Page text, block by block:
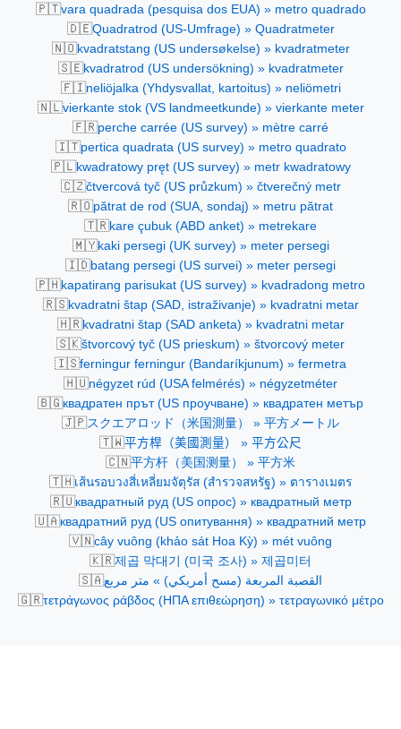
🇵🇹vara quadrada (pesquisa dos EUA) » metro quadrado
🇩🇪Quadratrod (US-Umfrage) » Quadratmeter
🇳🇴kvadratstang (US undersøkelse) » kvadratmeter
🇸🇪kvadratrod (US undersökning) » kvadratmeter
🇫🇮neliöjalka (Yhdysvallat, kartoitus) » neliömetri
🇳🇱vierkante stok (VS landmeetkunde) » vierkante meter
🇫🇷perche carrée (US survey) » mètre carré
🇮🇹pertica quadrata (US survey) » metro quadrato
🇵🇱kwadratowy pręt (US survey) » metr kwadratowy
🇨🇿čtvercová tyč (US průzkum) » čtverečný metr
🇷🇴pătrat de rod (SUA, sondaj) » metru pătrat
🇹🇷kare çubuk (ABD anket) » metrekare
🇲🇾kaki persegi (UK survey) » meter persegi
🇮🇩batang persegi (US survei) » meter persegi
🇵🇭kapatirang parisukat (US survey) » kvadradong metro
🇷🇸kvadratni štap (SAD, istraživanje) » kvadratni metar
🇭🇷kvadratni štap (SAD anketa) » kvadratni metar
🇸🇰štvorcový tyč (US prieskum) » štvorcový meter
🇮🇸ferningur ferningur (Bandaríkjunum) » fermetra
🇭🇺négyzet rúd (USA felmérés) » négyzetméter
🇧🇬квадратен прът (US проучване) » квадратен метър
🇯🇵スクエアロッド（米国測量） » 平方メートル
🇹🇼平方桿（美國測量） » 平方公尺
🇨🇳平方杆（美国测量） » 平方米
🇹🇭เส้นรอบวงสี่เหลี่ยมจัตุรัส (สำรวจสหรัฐ) » ตารางเมตร
🇷🇺квадратный руд (US опрос) » квадратный метр
🇺🇦квадратний руд (US опитування) » квадратний метр
🇻🇳cây vuông (khảo sát Hoa Kỳ) » mét vuông
🇰🇷제곱 막대기 (미국 조사) » 제곱미터
🇸🇦القصبة المربعة (مسح أمريكي) » متر مربع
🇬🇷τετράγωνος ράβδος (ΗΠΑ επιθεώρηση) » τετραγωνικό μέτρο